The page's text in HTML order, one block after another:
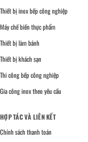
Thiết bị inox bếp công nghiệp
Máy chế biến thực phẩm
Thiết bị làm bánh
Thiết bị khách sạn
Thi công bếp công nghiệp
Gia công inox theo yêu cầu
HỢP TÁC VÀ LIÊN KẾT
Chính sách thanh toán